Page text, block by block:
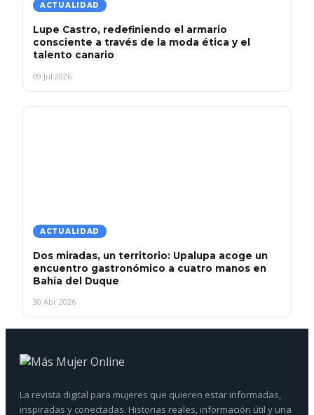
ACTUALIDAD
Lupe Castro, redefiniendo el armario
consciente a través de la moda ética y el
talento canario
09 Jul 2026
ACTUALIDAD
Dos miradas, un territorio: Upalupa acoge un
encuentro gastronómico a cuatro manos en
Bahía del Duque
30 Abr 2026
La revista digital para mujeres que quieren estar informadas,
inspiradas y conectadas. Historias reales, información útil y una